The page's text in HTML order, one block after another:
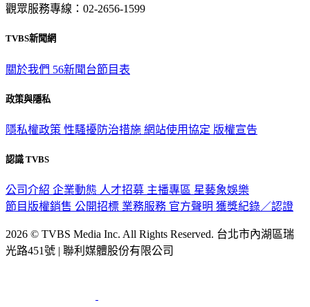
觀眾服務專線：02-2656-1599
TVBS新聞網
關於我們 56新聞台節目表
政策與隱私
隱私權政策 性騷擾防治措施 網站使用協定 版權宣告
認識 TVBS
公司介紹 企業動態 人才招募 主播專區 星藝象娛樂
節目版權銷售 公開招標 業務服務 官方聲明 獲獎紀錄／認證
2026 © TVBS Media Inc. All Rights Reserved. 台北市內湖區瑞
光路451號 | 聯利媒體股份有限公司